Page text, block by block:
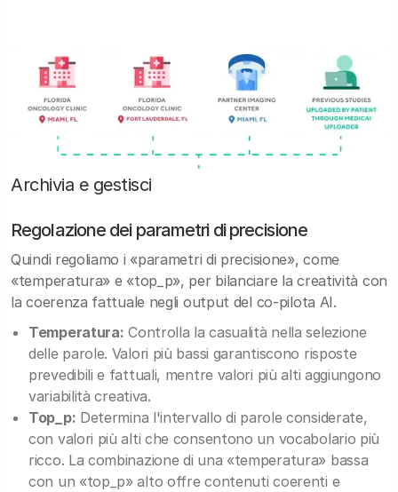
Archivia e gestisci
Regolazione dei parametri di precisione
Quindi regoliamo i «parametri di precisione», come
«temperatura» e «top_p», per bilanciare la creatività con
la coerenza fattuale negli output del co-pilota AI.
Temperatura: Controlla la casualità nella selezione
delle parole. Valori più bassi garantiscono risposte
prevedibili e fattuali, mentre valori più alti aggiungono
variabilità creativa.
Top_p: Determina l'intervallo di parole considerate,
con valori più alti che consentono un vocabolario più
ricco. La combinazione di una «temperatura» bassa
con un «top_p» alto offre contenuti coerenti e